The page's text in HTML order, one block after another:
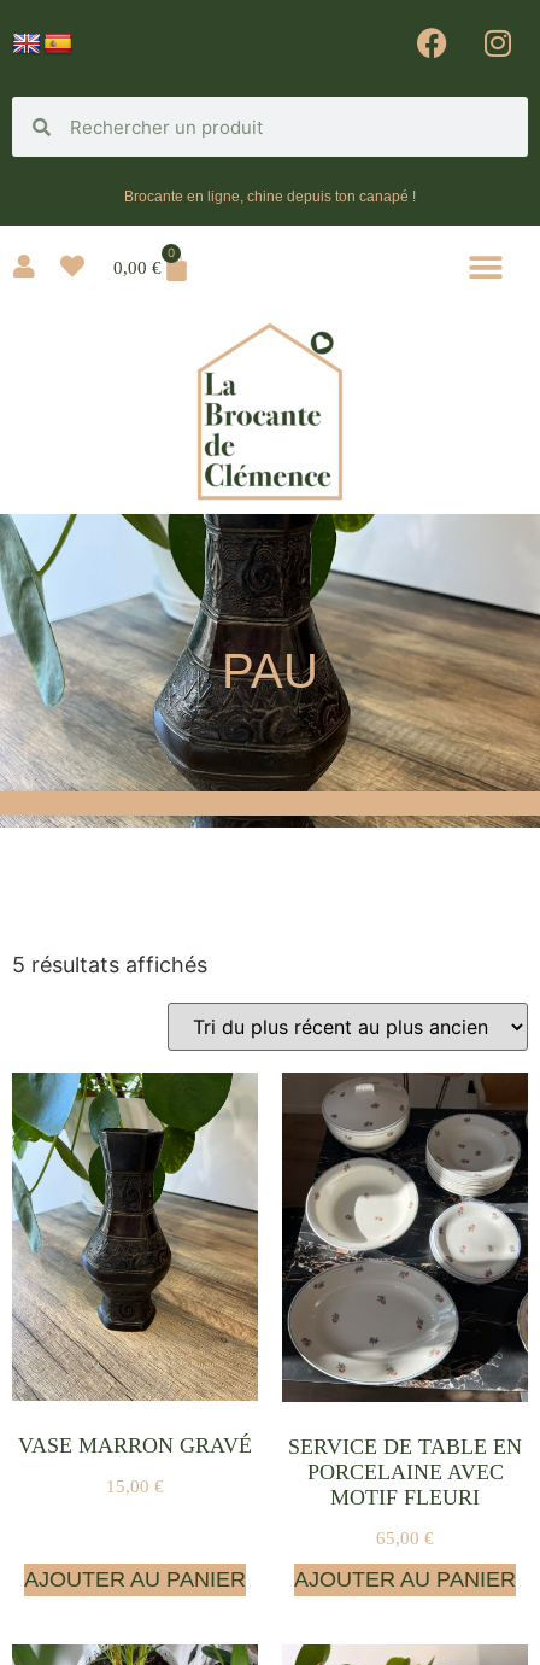
Brocante en ligne, chine depuis ton canapé !
0,00 €
0
PAU
5 résultats affichés
VASE MARRON GRAVÉ
15,00 €
AJOUTER AU PANIER
SERVICE DE TABLE EN
PORCELAINE AVEC
MOTIF FLEURI
65,00 €
AJOUTER AU PANIER